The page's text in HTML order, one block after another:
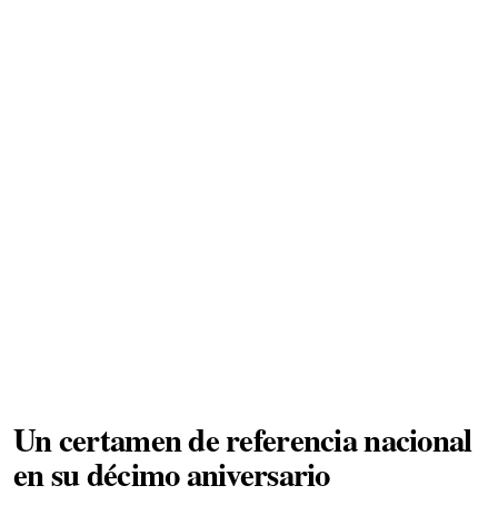
Un certamen de referencia nacional
en su décimo aniversario